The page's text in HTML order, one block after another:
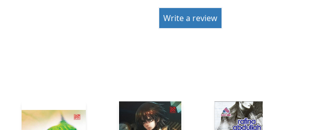
Write a review